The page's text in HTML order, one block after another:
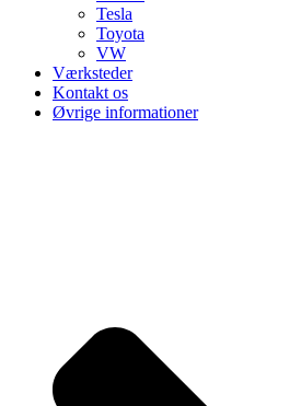
Tesla
Toyota
VW
Værksteder
Kontakt os
Øvrige informationer